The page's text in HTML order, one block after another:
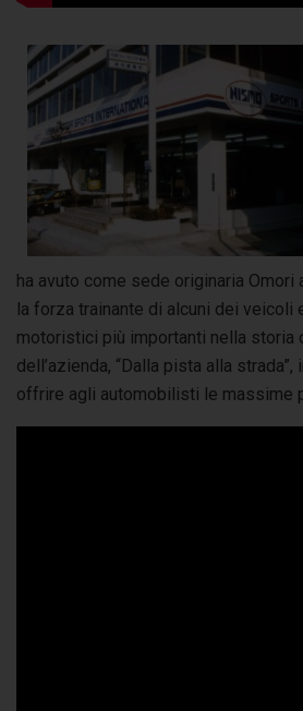
ha avuto come sede originaria Omori
la forza trainante di alcuni dei veicoli
motoristici più importanti nella storia
dell’azienda, “Dalla pista alla strada”,
offrire agli automobilisti le massime